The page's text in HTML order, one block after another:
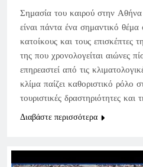
Σημασία του καιρού στην
είναι πάντα ένα σημαντικό θέμα
κατοίκους και τους επισκέπτες
της που χρονολογείται αιώνες
επηρεαστεί από τις
κλίμα παίζει καθοριστικό ρόλο
τουριστικές δραστηριότητες
Διαβάστε περισσότερα